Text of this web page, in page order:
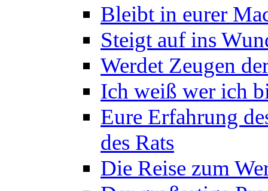
Bleibt in eurer
Steigt auf ins
Werdet Zeugen
Ich weiß wer ich
Eure Erfahrung
des Rats
Die Reise zum